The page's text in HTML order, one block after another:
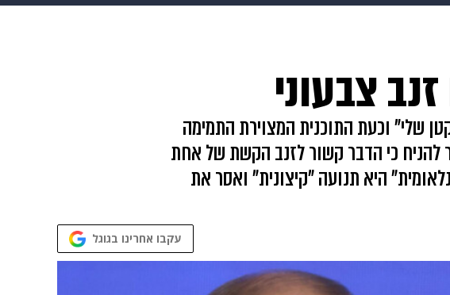
צבעוני
שלי" וכעת התוכנית המצוירת התמימה
אך אפשר להניח כי הדבר קשור לזנב הקשת של אחת
היא תנועה "קיצונית" ואסר את
עקבו אחרינו בגוגל